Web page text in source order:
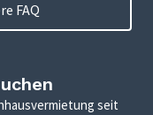
FAQ
seit